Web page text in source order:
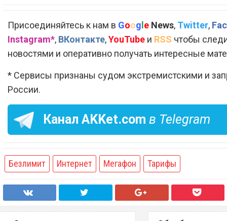
Присоединяйтесь к нам в Google News, Twitter,
Instagram*, ВКонтакте,YouTube и RSS чтобы
новостями и оперативно получать интересные
* Сервисы признаны судом экстремистскими и
России.
Канал AKKet.com в Telegram
Безлимит Интернет Мегафон Тарифы